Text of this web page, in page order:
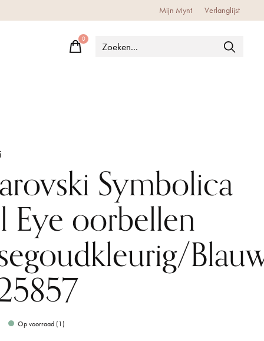
Mijn Mynt Verlanglijst
0items
Symbolica
Eye oorbellen
Op voorraad (1)